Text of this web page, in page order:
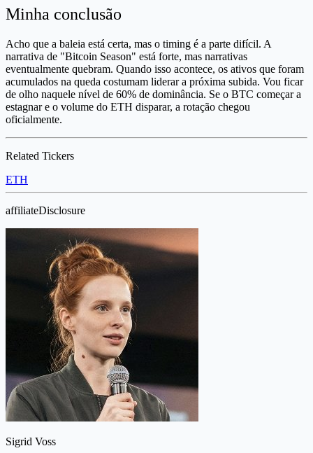
Minha conclusão
Acho que a baleia está certa, mas o timing é a parte difícil. A
narrativa de "Bitcoin Season" está forte, mas narrativas
eventualmente quebram. Quando isso acontece, os ativos que foram
acumulados na queda costumam liderar a próxima subida. Vou ficar
de olho naquele nível de 60% de dominância. Se o BTC começar a
estagnar e o volume do ETH disparar, a rotação chegou
oficialmente.
Related Tickers
ETH
affiliateDisclosure
Sigrid Voss